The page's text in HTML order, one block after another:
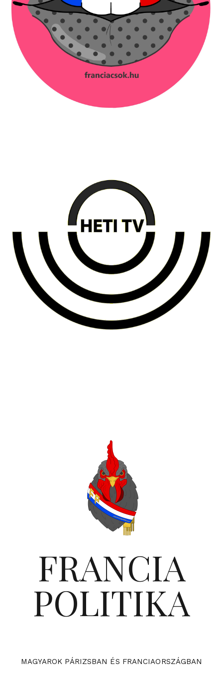
FRANCIA
POLITIKA
MAGYAROK PÁRIZSBAN ÉS FRANCIAORSZÁGBAN